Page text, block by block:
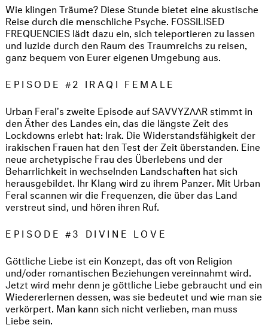
Wie klingen Träume? Diese Stunde bietet eine akustische
Reise durch die menschliche Psyche. FOSSILISED
FREQUENCIES lädt dazu ein, sich teleportieren zu lassen
und luzide durch den Raum des Traumreichs zu reisen,
ganz bequem von Eurer eigenen Umgebung aus.
EPISODE #2 IRAQI FEMALE
Urban Feral's zweite Episode auf SAVVYZΛΛR stimmt in
den Äther des Landes ein, das die längste Zeit des
Lockdowns erlebt hat: Irak. Die Widerstandsfähigkeit der
irakischen Frauen hat den Test der Zeit überstanden. Eine
neue archetypische Frau des Überlebens und der
Beharrlichkeit in wechselnden Landschaften hat sich
herausgebildet. Ihr Klang wird zu ihrem Panzer. Mit Urban
Feral scannen wir die Frequenzen, die über das Land
verstreut sind, und hören ihren Ruf.
EPISODE #3 DIVINE LOVE
Göttliche Liebe ist ein Konzept, das oft von Religion
und/oder romantischen Beziehungen vereinnahmt wird.
Jetzt wird mehr denn je göttliche Liebe gebraucht und ein
Wiedererlernen dessen, was sie bedeutet und wie man sie
verkörpert. Man kann sich nicht verlieben, man muss
Liebe sein.